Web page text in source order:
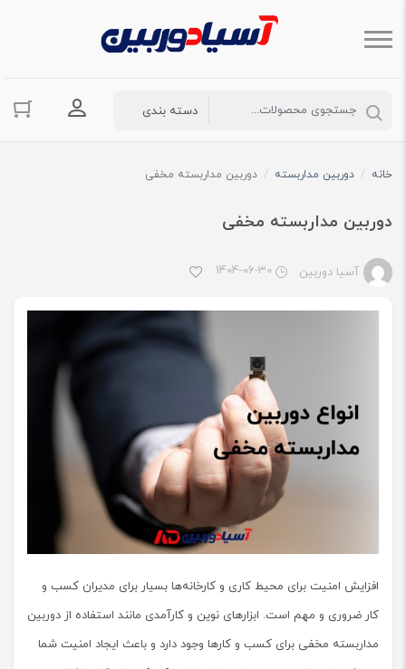
ورود به
خانه / دوربین مداربسته / دوربین مداربسته مخفی
دوربین مداربسته مخفی
آسیا دوربین 1404-06-30
افزایش امنیت برای محیط کاری و کارخانه‌ها بسیار برای مدیران کسب و
کار ضروری و مهم است. ابزارهای نوین و کارآمدی مانند استفاده از دوربین
مداربسته مخفی برای کسب و کارها وجود دارد و باعث ایجاد امنیت شما